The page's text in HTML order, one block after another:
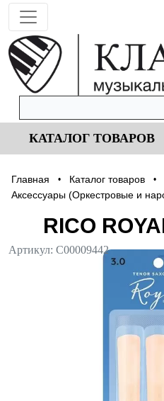
КАТАЛОГ ТОВАРОВ
Главная • Каталог товаров •
Аксессуары (Оркестровые и
RICO
Артикул: С00009442